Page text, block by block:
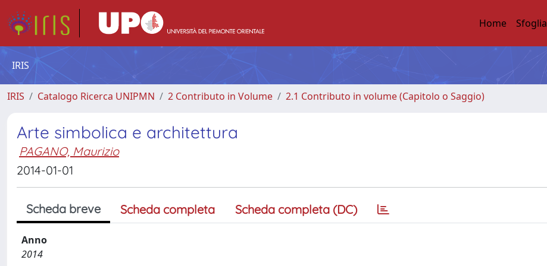
Home Sfoglia
IRIS
IRIS Catalogo Ricerca UNIPMN 2 Contributo in Volume 2.1 Contributo in volume (Capitolo o Saggio)
Arte simbolica e architettura
PAGANO, Maurizio
2014-01-01
Scheda breve Scheda completa Scheda completa (DC)
Anno
2014